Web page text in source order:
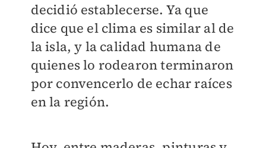
decidió establecerse. Ya que
dice que el clima es similar al de
la isla, y la calidad humana de
quienes lo rodearon terminaron
por convencerlo de echar raíces
en la región.